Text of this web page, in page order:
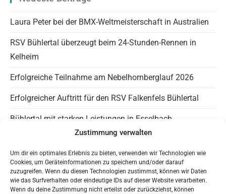
Zustimmung verwalten
Um dir ein optimales Erlebnis zu bieten, verwenden wir Technologien wie
Cookies, um Geräteinformationen zu speichern und/oder darauf
zuzugreifen. Wenn du diesen Technologien zustimmst, können wir Daten
wie das Surfverhalten oder eindeutige IDs auf dieser Website verarbeiten.
Wenn du deine Zustimmung nicht erteilst oder zurückziehst, können
Laura Peter bei der BMX-Weltmeisterschaft in Australien
RSV Bühlertal überzeugt beim 24-Stunden-Rennen in
Kelheim
Erfolgreiche Teilnahme am Nebelhornberglauf 2026
Erfolgreicher Auftritt für den RSV Falkenfels Bühlertal
Bühlertal mit starken Leistungen in Esselbach
Panaromagravel auf Instagram
Trainingszeiten